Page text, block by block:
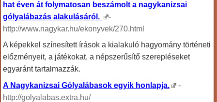
hat éven át folymatosan beszámolt a nagykanizsai
gólyalábazás alakulásáról.
-
http://www.nagykar.hu/ekonyvek/270.html
A képekkel színesített írások a kialakuló hagyomány történeti
előzményeit, a játékokat, a népszerűsítő szerepléseket
egyaránt tartalmazzák.
A Nagykanizsai Gólyalábasok egyik honlapja.
-
http://golyalabas.extra.hu/